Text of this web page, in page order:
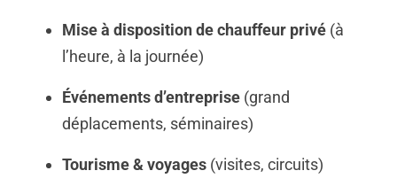
Mise à disposition de chauffeur privé (à
l’heure, à la journée)
Événements d’entreprise (grand
déplacements, séminaires)
Tourisme & voyages (visites, circuits)